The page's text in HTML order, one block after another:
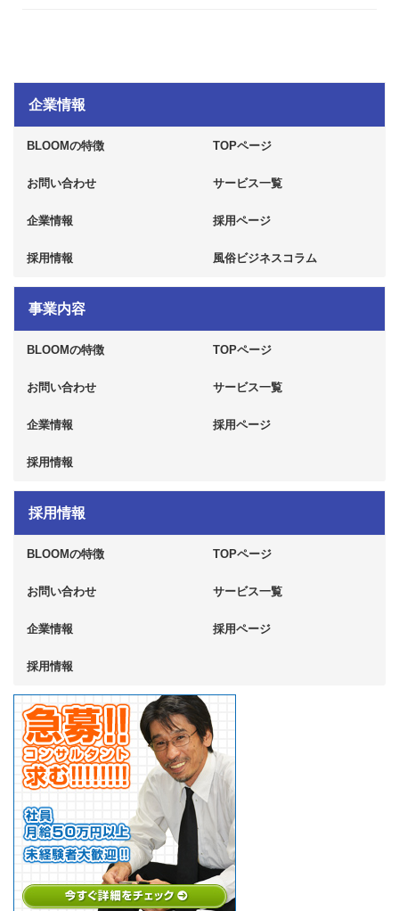
企業情報
BLOOMの特徴 TOPページ
お問い合わせ サービス一覧
企業情報 採用ページ
採用情報 風俗ビジネスコラム
事業内容
BLOOMの特徴 TOPページ
お問い合わせ サービス一覧
企業情報 採用ページ
採用情報
採用情報
BLOOMの特徴 TOPページ
お問い合わせ サービス一覧
企業情報 採用ページ
採用情報